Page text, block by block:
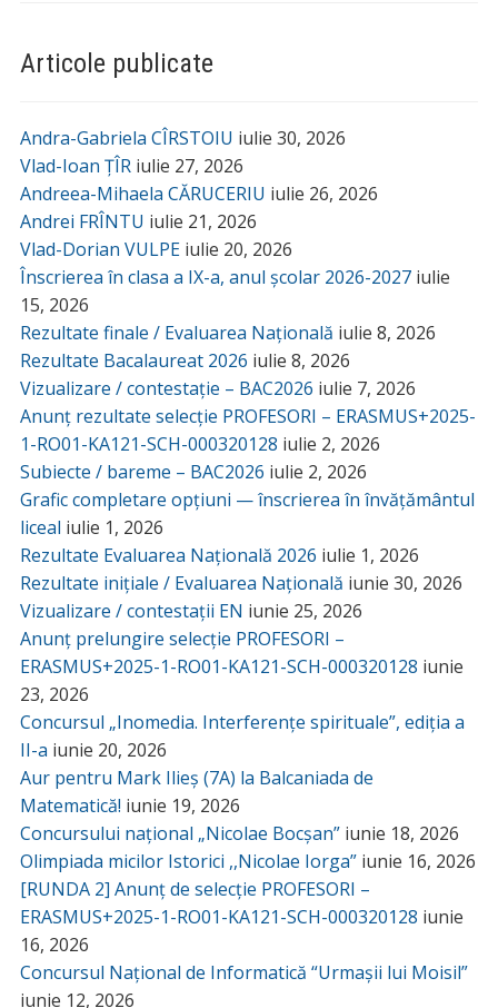
Articole publicate
Andra-Gabriela CÎRSTOIU iulie 30, 2026
Vlad-Ioan ȚÎR iulie 27, 2026
Andreea-Mihaela CĂRUCERIU iulie 26, 2026
Andrei FRÎNTU iulie 21, 2026
Vlad-Dorian VULPE iulie 20, 2026
Înscrierea în clasa a IX-a, anul școlar 2026-2027 iulie
15, 2026
Rezultate finale / Evaluarea Națională iulie 8, 2026
Rezultate Bacalaureat 2026 iulie 8, 2026
Vizualizare / contestație – BAC2026 iulie 7, 2026
Anunț rezultate selecție PROFESORI – ERASMUS+2025-
1-RO01-KA121-SCH-000320128 iulie 2, 2026
Subiecte / bareme – BAC2026 iulie 2, 2026
Grafic completare opțiuni — înscrierea în învățământul
liceal iulie 1, 2026
Rezultate Evaluarea Națională 2026 iulie 1, 2026
Rezultate inițiale / Evaluarea Națională iunie 30, 2026
Vizualizare / contestații EN iunie 25, 2026
Anunț prelungire selecție PROFESORI –
ERASMUS+2025-1-RO01-KA121-SCH-000320128 iunie
23, 2026
Concursul „Inomedia. Interferențe spirituale”, ediția a
II-a iunie 20, 2026
Aur pentru Mark Ilieș (7A) la Balcaniada de
Matematică! iunie 19, 2026
Concursului național „Nicolae Bocșan” iunie 18, 2026
Olimpiada micilor Istorici ,,Nicolae Iorga” iunie 16, 2026
[RUNDA 2] Anunț de selecție PROFESORI –
ERASMUS+2025-1-RO01-KA121-SCH-000320128 iunie
16, 2026
Concursul Național de Informatică “Urmașii lui Moisil”
iunie 12, 2026